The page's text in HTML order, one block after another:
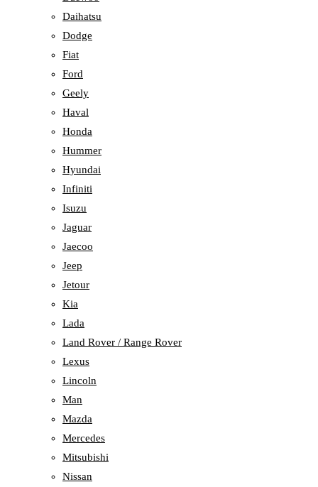
Daihatsu
Dodge
Fiat
Ford
Geely
Haval
Honda
Hummer
Hyundai
Infiniti
Isuzu
Jaguar
Jaecoo
Jeep
Jetour
Kia
Lada
Land Rover / Range Rover
Lexus
Lincoln
Man
Mazda
Mercedes
Mitsubishi
Nissan